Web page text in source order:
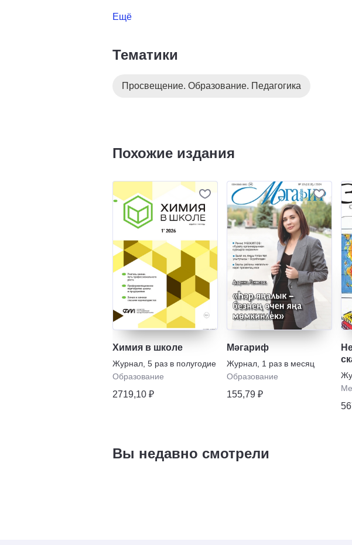
Ещё
Тематики
Просвещение. Образование. Педагогика
Похожие издания
Химия в школе
Журнал 5 раз в полугодие
Образование
2719,10 ₽
Мәгариф
Журнал 1 раз в месяц
Образование
155,79 ₽
Вы недавно смотрели